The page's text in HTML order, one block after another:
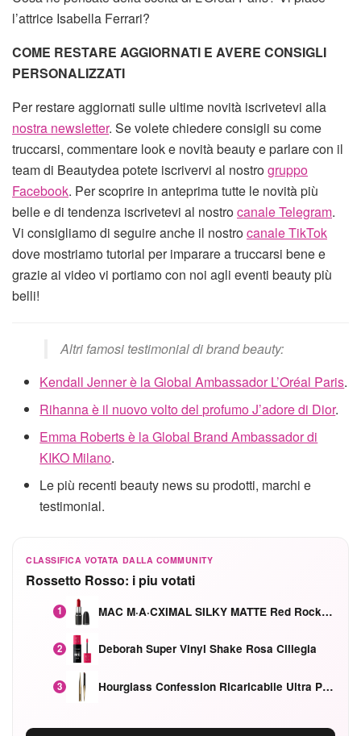
l’attrice Isabella Ferrari?
COME RESTARE AGGIORNATI E AVERE CONSIGLI
PERSONALIZZATI
Per restare aggiornati sulle ultime novità iscrivetevi alla
nostra newsletter. Se volete chiedere consigli su come
truccarsi, commentare look e novità beauty e parlare con il
team di Beautydea potete iscrivervi al nostrogruppo
Facebook. Per scoprire in anteprima tutte le novità più
belle e di tendenza iscrivetevi al nostrocanale Telegram.
Vi consigliamo di seguire anche il nostrocanale TikTok
dove mostriamo tutorial per imparare a truccarsi bene e
grazie ai video vi portiamo con noi agli eventi beauty più
belli!
Altri famosi testimonial di brand beauty:
Kendall Jenner è la Global Ambassador L’Oréal Paris.
Rihanna è il nuovo volto del profumo J’adore di Dior.
Emma Roberts è la Global Brand Ambassador di
KIKO Milano.
Le più recenti beauty news su prodotti, marchi e
testimonial.
CLASSIFICA VOTATA DALLA COMMUNITY
Rossetto Rosso: i piu votati
1 MAC M·A·CXIMAL SILKY MATTE Red Rock mat
2 Deborah Super Vinyl Shake Rosa Ciliegia
3 Hourglass Confession Ricaricabile Ultra Preciso Ad Alta Intensità Secretly Classic Red